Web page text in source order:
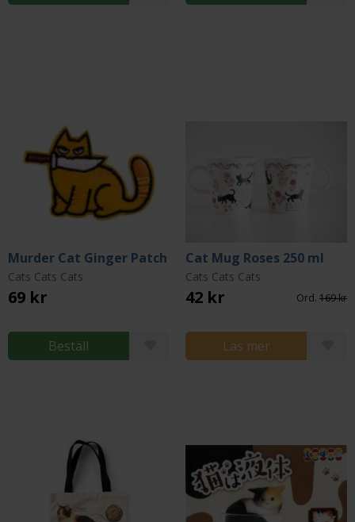
Murder Cat Ginger Patch
Cats Cats Cats
69 kr
Beställ
Cat Mug Roses 250 ml
Cats Cats Cats
42 kr Ord. 169 kr
Läs mer